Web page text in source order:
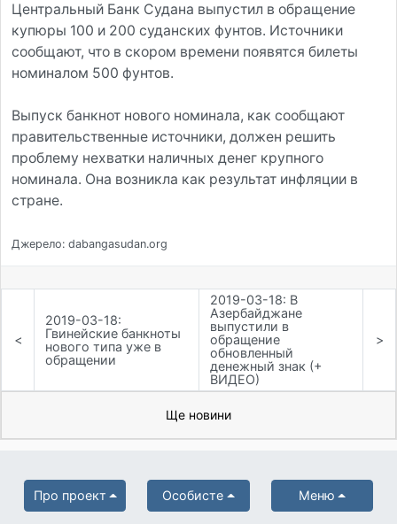
Центральный Банк Судана выпустил в обращение
купюры 100 и 200 суданских фунтов. Источники
сообщают, что в скором времени появятся билеты
номиналом 500 фунтов.
Выпуск банкнот нового номинала, как сообщают
правительственные источники, должен решить
проблему нехватки наличных денег крупного
номинала. Она возникла как результат инфляции в
стране.
Джерело: dabangasudan.org
<
2019-03-18:
Гвинейские банкноты
нового типа уже в
обращении
2019-03-18: В
Азербайджане
выпустили в
обращение
обновленный
денежный знак (+
ВИДЕО)
>
Ще новини
Про проект Особисте Меню